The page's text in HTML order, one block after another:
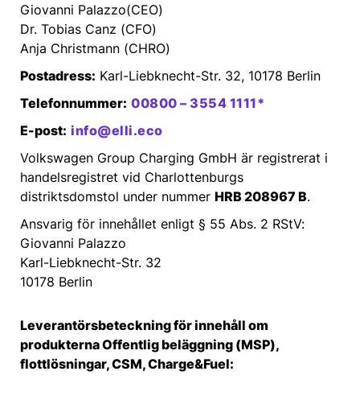
Giovanni Palazzo(CEO)
Dr. Tobias Canz (CFO)
Anja Christmann (CHRO)
Postadress: Karl-Liebknecht-Str. 32, 10178 Berlin
‍Telefonnummer: 00800 – 3554 1111*
‍E-post: info@elli.eco
Volkswagen Group Charging GmbH är registrerat i
handelsregistret vid Charlottenburgs
distriktsdomstol under nummer HRB 208967 B.
Ansvarig för innehållet enligt § 55 Abs. 2 RStV:
Giovanni Palazzo
Karl-Liebknecht-Str. 32
10178 Berlin
Leverantörsbeteckning för innehåll om
produkterna Offentlig beläggning (MSP),
flottlösningar, CSM, Charge&Fuel: